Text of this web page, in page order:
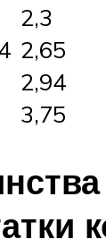
2,3
2,65
2,94
3,75